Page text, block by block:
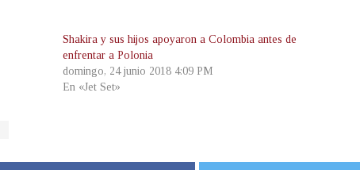
Shakira y sus hijos apoyaron a Colombia antes de
enfrentar a Polonia
domingo, 24 junio 2018 4:09 PM
En «Jet Set»